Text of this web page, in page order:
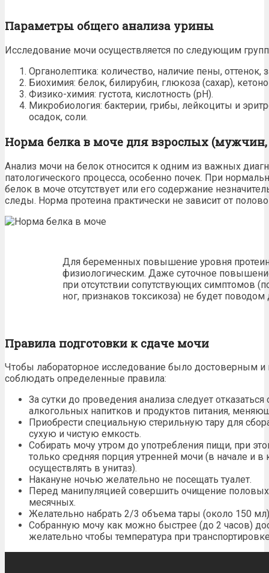
Параметры общего анализа урины
Исследование мочи осуществляется по следующим
Органолептика: количество, наличие пены, оттенок,
Биохимия: белок, билирубин, глюкоза (сахар),
Физико-химия: густота, кислотность (рН).
Микробиология: бактерии, грибы, лейкоциты и
осадок, соли.
Норма белка в моче для взрослых
Анализ мочи на белок относится к одним из важных
патологического процесса, особенно почек. При
белок в моче отсутствует или его содержание
следы. Норма протеина практически не зависит от
Для беременных повышение уровня
физиологическим. Даже суточное
при отсутствии сопутствующих симптомов
ног, признаков токсикоза) не будет поводом
Правила подготовки к сдаче мочи
Чтобы лабораторное исследование было достоверным
соблюдать определенные правила:
За сутки до проведения анализа следует
алкогольных напитков и продуктов питания,
Приобрести специальную стерильную тару для
сухую и чистую емкость.
Собирать мочу утром до употребления пищи, при
только средняя порция утренней мочи (в начале и
осуществлять в унитаз).
Накануне ночью желательно не посещать туалет.
Перед манипуляцией совершить очищение половых
месячных.
Желательно набрать 2/3 объема тары (около 150
Собранную мочу как можно быстрее (до 2 часов)
желательно чтобы температура при